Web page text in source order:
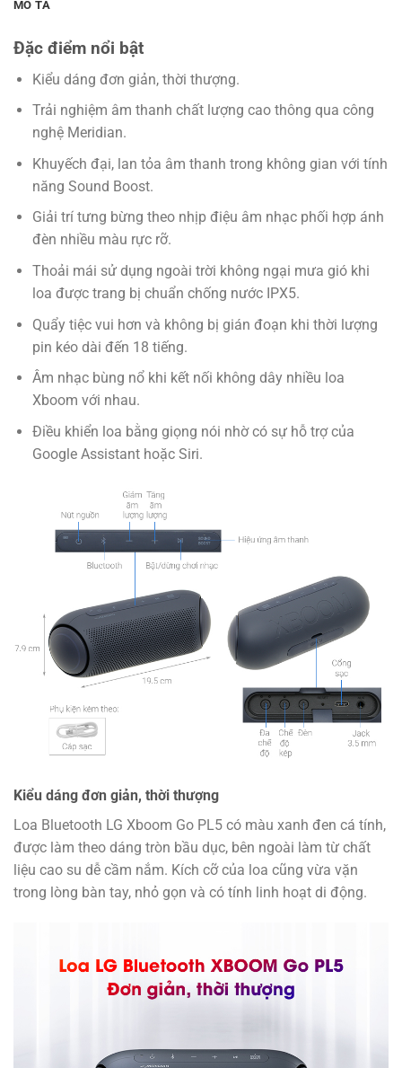
MÔ TẢ
Đặc điểm nổi bật
Kiểu dáng đơn giản, thời thượng.
Trải nghiệm âm thanh chất lượng cao thông qua công
nghệ Meridian.
Khuyếch đại, lan tỏa âm thanh trong không gian với tính
năng Sound Boost.
Giải trí tưng bừng theo nhịp điệu âm nhạc phối hợp ánh
đèn nhiều màu rực rỡ.
Thoải mái sử dụng ngoài trời không ngại mưa gió khi
loa được trang bị chuẩn chống nước IPX5.
Quẩy tiệc vui hơn và không bị gián đoạn khi thời lượng
pin kéo dài đến 18 tiếng.
Âm nhạc bùng nổ khi kết nối không dây nhiều loa
Xboom với nhau.
Điều khiển loa bằng giọng nói nhờ có sự hỗ trợ của
Google Assistant hoặc Siri.
Kiểu dáng đơn giản, thời thượng
Loa Bluetooth LG Xboom Go PL5 có màu xanh đen cá tính,
được làm theo dáng tròn bầu dục, bên ngoài làm từ chất
liệu cao su dễ cầm nắm. Kích cỡ của loa cũng vừa vặn
trong lòng bàn tay, nhỏ gọn và có tính linh hoạt di động.